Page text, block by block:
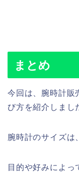
まとめ
今回は、腕時計販
び方を紹介しまし
腕時計のサイズは
目的や好みによ